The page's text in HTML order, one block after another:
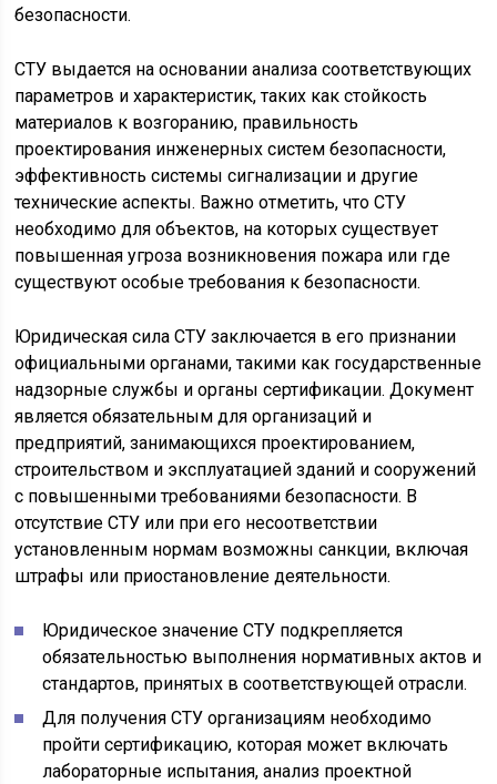
безопасности.
СТУ выдается на основании анализа соответствующих
параметров и характеристик, таких как стойкость
материалов к возгоранию, правильность
проектирования инженерных систем безопасности,
эффективность системы сигнализации и другие
технические аспекты. Важно отметить, что СТУ
необходимо для объектов, на которых существует
повышенная угроза возникновения пожара или где
существуют особые требования к безопасности.
Юридическая сила СТУ заключается в его признании
официальными органами, такими как государственные
надзорные службы и органы сертификации. Документ
является обязательным для организаций и
предприятий, занимающихся проектированием,
строительством и эксплуатацией зданий и сооружений
с повышенными требованиями безопасности. В
отсутствие СТУ или при его несоответствии
установленным нормам возможны санкции, включая
штрафы или приостановление деятельности.
Юридическое значение СТУ подкрепляется
обязательностью выполнения нормативных актов и
стандартов, принятых в соответствующей отрасли.
Для получения СТУ организациям необходимо
пройти сертификацию, которая может включать
лабораторные испытания, анализ проектной